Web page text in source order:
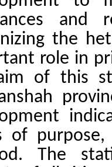
and
the
role in
of this
of purpose,
The